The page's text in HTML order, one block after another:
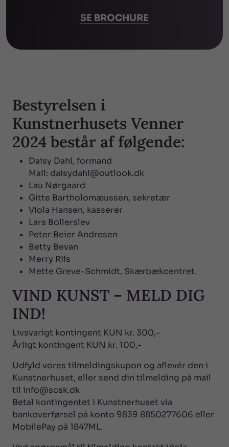
SE BROCHURE
Bestyrelsen i
Kunstnerhusets Venner
2024 består af følgende:
Daisy Dahl, formand
Mail: daisydahl@outlook.dk
Lau Nørgaard
Gitte Bartholomæussen, sekretær
Viola Hansen, kasserer
Lars Bollerslev
Peter Beier Andresen
Betty Bevan
Merry Riis
Mette Greve-Schmidt, Skærbækcentret.
VIND KUNST – MELD DIG
IND!
Livsvarigt kontingent KUN kr. 300,-
Årligt kontingent KUN kr. 100,-
Udfyld vores tilmeldingskupon og aflevér den i
Kunstnerhuset, eller send din tilmelding på mail
til info@scsk.dk
Betal kontingentet i Kunstnerhuset via
bankoverførsel på konto 9839 8850277606 eller
MobilePay på 1847ML.